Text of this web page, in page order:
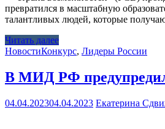
превратился в масштабную
талантливых людей, которые
Читать далее
НовостиКонкурс, Лидеры России
В МИД РФ
04.04.202304.04.2023 Екатерина